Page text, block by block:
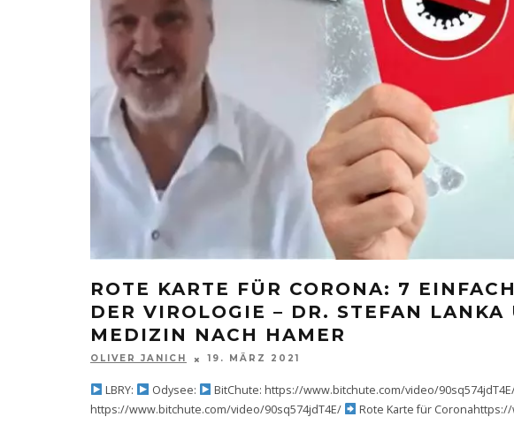
ROTE KARTE FÜR CORONA: 7
DER VIROLOGIE – DR. STEFAN LANKA
MEDIZIN NACH HAMER
OLIVER JANICH 19. MÄRZ 2021
LBRY: Odysee:
BitChute: https://www.bitchute.com/video/
https://www.bitchute.com/video/90sq574jdT4E/
Rote Karte für